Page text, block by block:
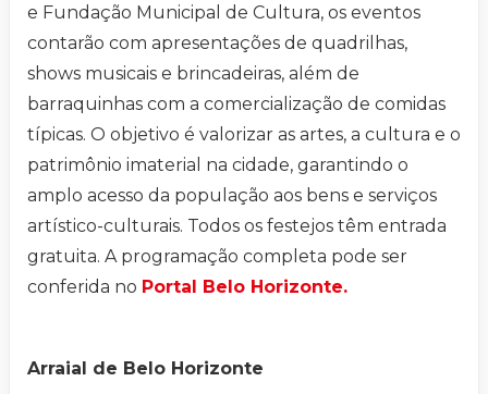
e Fundação Municipal de Cultura, os eventos
contarão com apresentações de quadrilhas,
shows musicais e brincadeiras, além de
barraquinhas com a comercialização de comidas
típicas. O objetivo é valorizar as artes, a cultura e o
patrimônio imaterial na cidade, garantindo o
amplo acesso da população aos bens e serviços
artístico-culturais. Todos os festejos têm entrada
gratuita. A programação completa pode ser
conferida no Portal Belo Horizonte.
Arraial de Belo Horizonte